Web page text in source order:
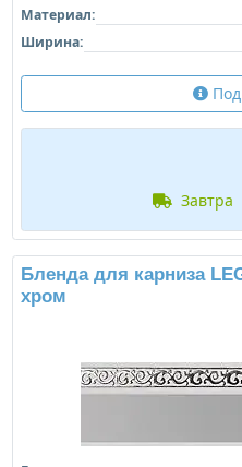
Материал:
Ширина:
завтра
Бленда для карниза
хром